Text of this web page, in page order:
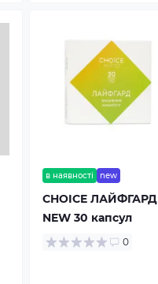
в наявності new
CHOICE ЛАЙФГАРД
NEW 30 капсул
0